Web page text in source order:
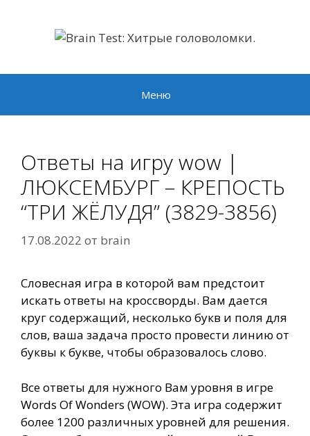
содержимому
Меню
Ответы на игру wow |
ЛЮКСЕМБУРГ – КРЕПОСТЬ
“ТРИ ЖЁЛУДЯ” (3829-3856)
17.08.2022 от brain
Словесная игра в которой вам предстоит
искать ответы на кроссворды. Вам дается
круг содержащий, несколько букв и поля для
слов, ваша задача просто провести линию от
буквы к букве, чтобы образовалось слово.
Все ответы для нужного Вам уровня в игре
Words Of Wonders (WOW). Эта игра содержит
более 1200 различных уровней для решения.